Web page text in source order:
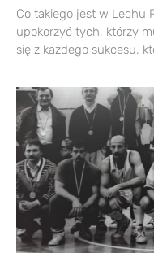
Co takiego jest w Lechu
upokorzyć tych, którzy
się z każdego sukcesu,